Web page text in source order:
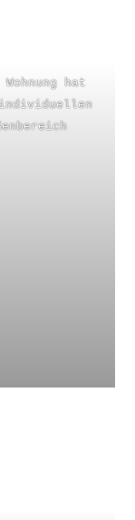
Wohnung hat